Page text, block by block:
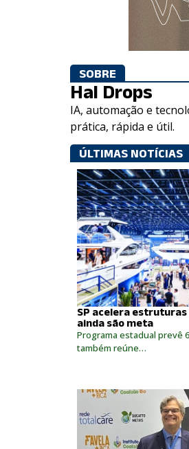
SOBRE
Hal Drops
IA, automação e
prática, rápida e útil.
ÚLTIMAS NOTÍCIAS
SP acelera estruturas
ainda são meta
Programa estadual prevê
também reúne…